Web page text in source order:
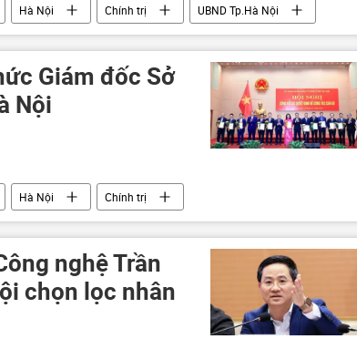
Hà Nội Chính trị UBND Tp.Hà Nội
Giám đốc Sở
Nội
Hà Nội Chính trị
nghệ Trần
chọn lọc nhân